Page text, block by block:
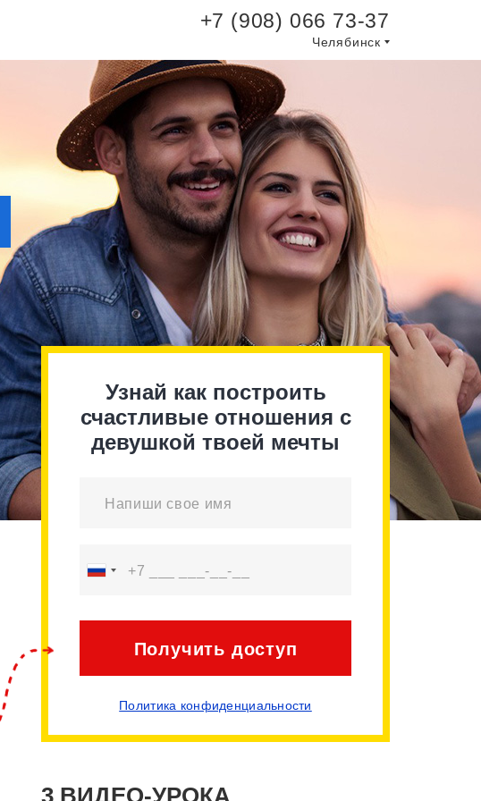
+7 (908) 066 73-37
Челябинск
Узнай как построить
счастливые отношения с
девушкой твоей мечты
Получить доступ
Политика конфиденциальности
3 ВИДЕО-УРОКА